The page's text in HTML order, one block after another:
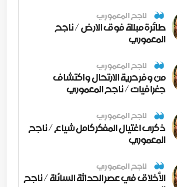
ناجح المعموري
طائرة مبللة فوق الارض / ناجح
المعموري
ناجح المعموري
من وفر حرية الارتحال واكتشاف
جغرافيات / ناجح المعموري
ناجح المعموري
ذكرى اغتيال المفكر كامل شياع / ناجح
المعموري
ناجح المعموري
الأخلاق في عصر الحداثة السائلة / ناجح